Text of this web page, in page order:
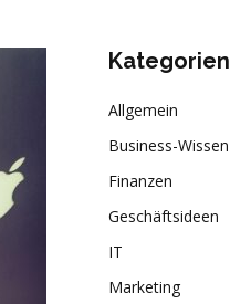
Kategorien
Allgemein
Business-Wissen
Finanzen
Geschäftsideen
IT
Marketing